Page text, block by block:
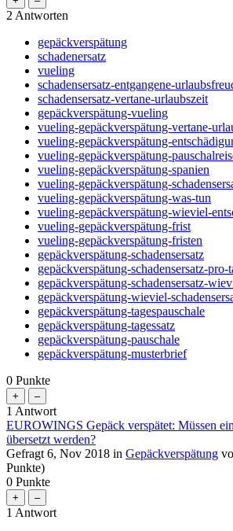
2 Antworten
gepäckverspätung
schadenersatz
vueling
schadensersatz-entgangene-
schadensersatz-vertane-urlaubszeit
gepäckverspätung-vueling
vueling-gepäckverspätung-vertane-
vueling-gepäckverspätung-
vueling-gepäckverspätung-
vueling-gepäckverspätung-spanien
vueling-gepäckverspätung-
vueling-gepäckverspätung-was-tun
vueling-gepäckverspätung-wieviel-
vueling-gepäckverspätung-frist
vueling-gepäckverspätung-fristen
gepäckverspätung-schadensersatz
gepäckverspätung-schadensersatz-pro-
gepäckverspätung-schadensersatz-
gepäckverspätung-wieviel-
gepäckverspätung-tagespauschale
gepäckverspätung-tagessatz
gepäckverspätung-pauschale
gepäckverspätung-musterbrief
0 Punkte
1 Antwort
EUROWINGS Gepäck verspätet: Müssen
übersetzt werden?
Gefragt 6, Nov 2018 in Gepäckverspätung
Punkte)
0 Punkte
1 Antwort